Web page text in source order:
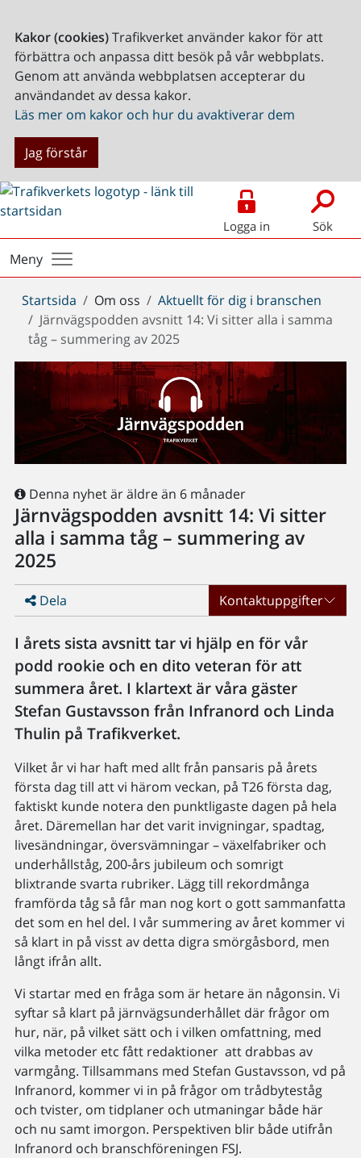
Kakor (cookies)Trafikverket använder kakor för att
förbättra och anpassa ditt besök på vår webbplats.
Genom att använda webbplatsen accepterar du
användandet av dessa kakor.
Läs mer om kakor och hur du avaktiverar dem
Jag förstår
Logga in Sök
Meny
Du
är
här:
Startsida Om oss
Aktuellt för dig i branschen
Järnvägspodden avsnitt 14: Vi sitter alla i samma
tåg – summering av 2025
Denna nyhet är äldre än 6 månader
Järnvägspodden avsnitt 14: Vi sitter
alla i samma tåg – summering av
2025
Dela Kontaktuppgifter
I årets sista avsnitt tar vi hjälp en för vår
podd rookie och en dito veteran för att
summera året. I klartext är våra gäster
Stefan Gustavsson från Infranord och Linda
Thulin på Trafikverket.
Vilket år vi har haft med allt från pansaris på årets
första dag till att vi härom veckan, på T26 första dag,
faktiskt kunde notera den punktligaste dagen på hela
året. Däremellan har det varit invigningar, spadtag,
livesändningar, översvämningar – växelfabriker och
underhållståg, 200-års jubileum och somrigt
blixtrande svarta rubriker. Lägg till rekordmånga
framförda tåg så får man nog kort o gott sammanfatta
det som en hel del. I vår summering av året kommer vi
så klart in på visst av detta digra smörgåsbord, men
långt ifrån allt.
Vi startar med en fråga som är hetare än någonsin. Vi
syftar så klart på järnvägsunderhållet där frågor om
hur, när, på vilket sätt och i vilken omfattning, med
vilka metoder etc fått redaktioner att drabbas av
varmgång. Tillsammans med Stefan Gustavsson, vd på
Infranord, kommer vi in på frågor om trådbyteståg
och tvister, om tidplaner och utmaningar både här
och nu samt imorgon. Perspektiven blir både utifrån
Infranord och branschföreningen FSJ.